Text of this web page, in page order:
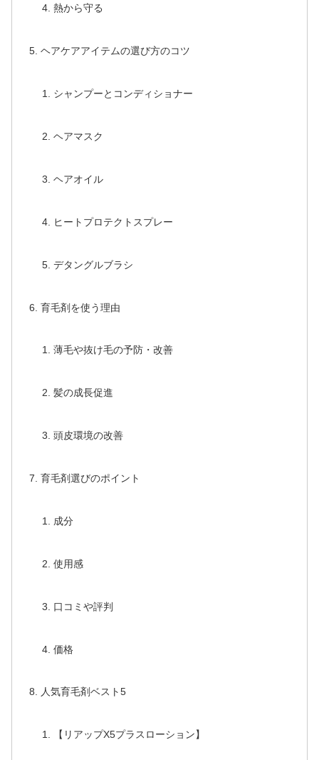
熱から守る
ヘアケアアイテムの選び方のコツ
シャンプーとコンディショナー
ヘアマスク
ヘアオイル
ヒートプロテクトスプレー
デタングルブラシ
育毛剤を使う理由
薄毛や抜け毛の予防・改善
髪の成長促進
頭皮環境の改善
育毛剤選びのポイント
成分
使用感
口コミや評判
価格
人気育毛剤ベスト5
【リアップX5プラスローション】